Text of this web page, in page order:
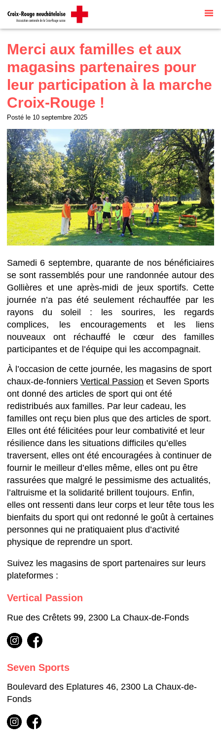
Talk to me
automatiquement parG Translate
Merci aux familles et aux
magasins partenaires pour
leur participation à la marche
Croix-Rouge !
Posté le 10 septembre 2025
Samedi 6 septembre, quarante de nos bénéficiaires
se sont rassemblés pour une randonnée autour des
Gollières et une après-midi de jeux sportifs. Cette
journée n’a pas été seulement réchauffée par les
rayons du soleil : les sourires, les regards
complices, les encouragements et les liens
nouveaux ont réchauffé le cœur des familles
participantes et de l’équipe qui les accompagnait.
À l’occasion de cette journée, les magasins de sport
chaux-de-fonniers Vertical Passion et Seven Sports
ont donné des articles de sport qui ont été
redistribués aux familles. Par leur cadeau, les
familles ont reçu bien plus que des articles de sport.
Elles ont été félicitées pour leur combativité et leur
résilience dans les situations difficiles qu’elles
traversent, elles ont été encouragées à continuer de
fournir le meilleur d’elles même, elles ont pu être
rassurées que malgré le pessimisme des actualités,
l’altruisme et la solidarité brillent toujours. Enfin,
elles ont ressenti dans leur corps et leur tête tous les
bienfaits du sport qui ont redonné le goût à certaines
personnes qui ne pratiquaient plus d’activité
physique de reprendre un sport.
Suivez les magasins de sport partenaires sur leurs
plateformes :
Vertical Passion
Rue des Crêtets 99, 2300 La Chaux-de-Fonds
Seven Sports
Boulevard des Eplatures 46, 2300 La Chaux-de-
Fonds